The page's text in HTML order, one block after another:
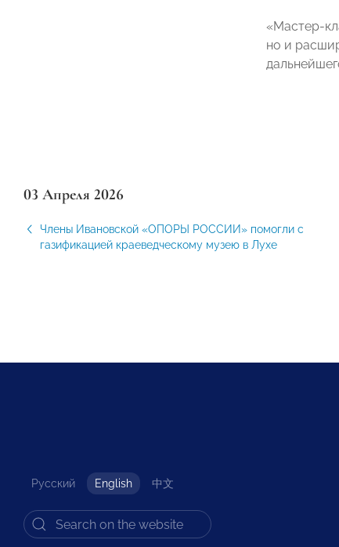
«Мастер-
но и
03 Апреля 2026
Члены Ивановской «ОПОРЫ РОССИИ» помогли с
газификацией краеведческому музею в Лухе
Русский English 中文